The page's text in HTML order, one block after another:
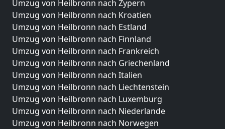
Umzug von Heilbronn nach Zypern
Umzug von Heilbronn nach Kroatien
Umzug von Heilbronn nach Estland
Umzug von Heilbronn nach Finnland
Umzug von Heilbronn nach Frankreich
Umzug von Heilbronn nach Griechenland
Umzug von Heilbronn nach Italien
Umzug von Heilbronn nach Liechtenstein
Umzug von Heilbronn nach Luxemburg
Umzug von Heilbronn nach Niederlande
Umzug von Heilbronn nach Norwegen